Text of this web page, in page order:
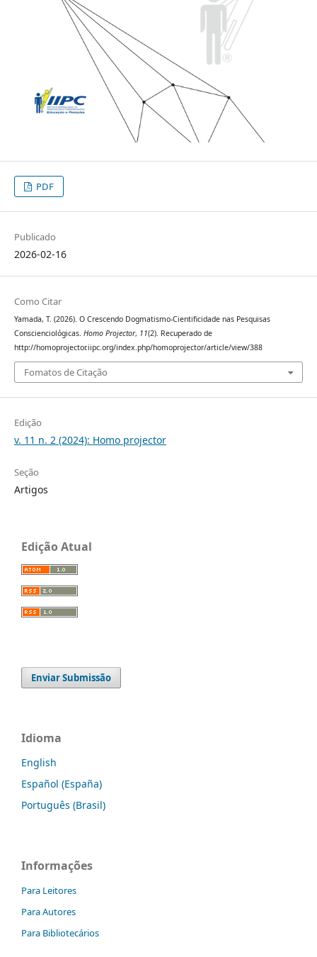
PDF
Publicado
2026-02-16
Como Citar
Yamada, T. (2026). O Crescendo Dogmatismo-Cientificidade nas Pesquisas
Conscienciológicas. Homo Projector, 11(2). Recuperado de
http://homoprojector.iipc.org/index.php/homoprojector/article/view/388
Fomatos de Citação
Edição
v. 11 n. 2 (2024): Homo projector
Seção
Artigos
Edição Atual
Enviar Submissão
Idioma
English
Español (España)
Português (Brasil)
Informações
Para Leitores
Para Autores
Para Bibliotecários